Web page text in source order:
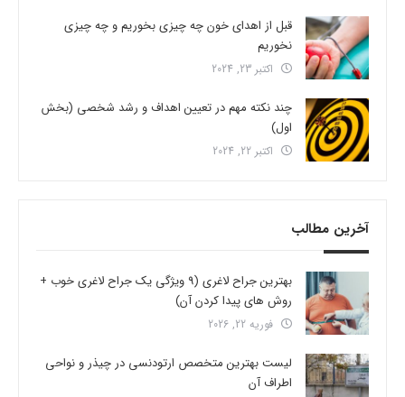
قبل از اهدای خون چه چیزی بخوریم و چه چیزی
نخوریم
اکتبر 23, 2024
چند نکته مهم در تعیین اهداف و رشد شخصی (بخش
اول)
اکتبر 22, 2024
آخرین مطالب
بهترین جراح لاغری (9 ویژگی یک جراح لاغری خوب +
روش های پیدا کردن آن)
فوریه 22, 2026
لیست بهترین متخصص ارتودنسی در چیذر و نواحی
اطراف آن